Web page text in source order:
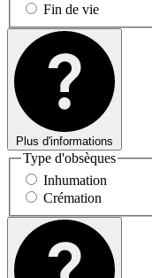
Fin de vie
Plus d'informations
Type d'obsèques
Inhumation
Crémation